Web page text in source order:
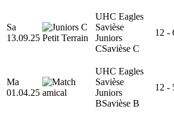
Sa
13.09.25
UHC Eagles
Savièse
Juniors
CSavièse C
12 -
Ma
01.04.25
UHC Eagles
Savièse
Juniors
BSavièse B
12 -